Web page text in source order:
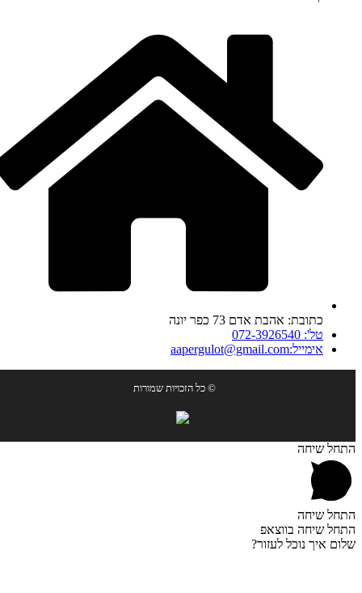
כתובת: אהבת אדם 73 כפר יונה
טל': 072-3926540
אימייל:aapergulot@gmail.com
© כל הזכויות שמורות
התחל שיחה
התחל שיחה
התחל שיחה בווצאפ
שלום איך נוכל לעזור?